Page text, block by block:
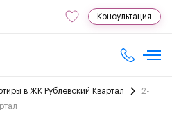
Консультация
в ЖК Рублевский Квартал
2-